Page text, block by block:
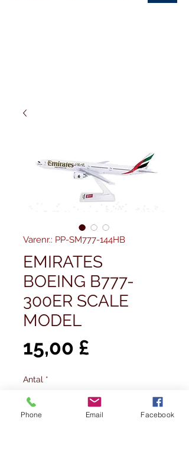
Varenr.: PP-SM777-144HB
EMIRATES
BOEING B777-
300ER SCALE
MODEL
15,00 £
Antal *
Phone Email Facebook